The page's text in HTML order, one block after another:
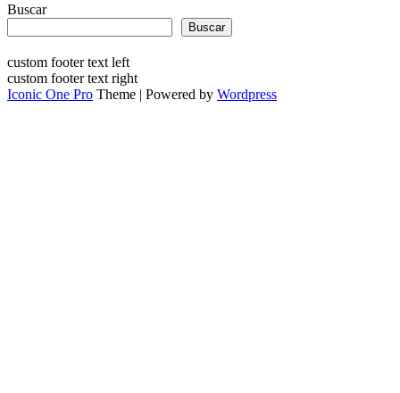
Buscar
Buscar
custom footer text left
custom footer text right
Iconic One Pro Theme | Powered by Wordpress